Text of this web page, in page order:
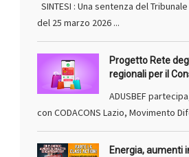
SINTESI : Una sentenza del
del 25 marzo 2026 ...
Progetto Rete
regionali per il
ADUSBEF
con CODACONS Lazio, Movimento
Energia, aumenti